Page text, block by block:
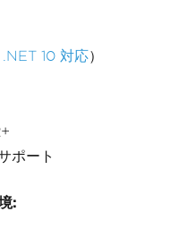
.NET 10 対応）
ポート
: